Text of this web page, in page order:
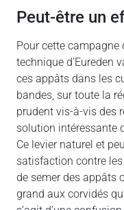
Peut-être un
Pour cette campagne
technique d’Eureden
ces appâts dans les
bandes, sur toute la
prudent vis-à-vis des
solution intéressante
Ce levier naturel et
satisfaction contre
de semer des appâts
grand aux corvidés